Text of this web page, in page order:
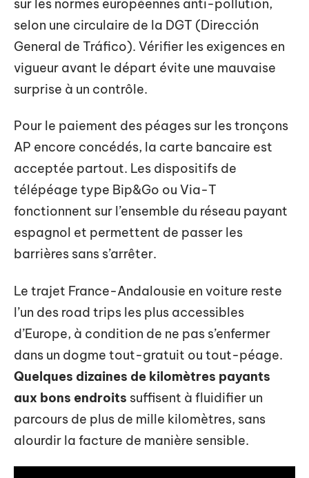
sur les normes européennes anti-pollution,
selon une circulaire de la DGT (Dirección
General de Tráfico). Vérifier les exigences en
vigueur avant le départ évite une mauvaise
surprise à un contrôle.
Pour le paiement des péages sur les tronçons
AP encore concédés, la carte bancaire est
acceptée partout. Les dispositifs de
télépéage type Bip&Go ou Via-T
fonctionnent sur l’ensemble du réseau payant
espagnol et permettent de passer les
barrières sans s’arrêter.
Le trajet France-Andalousie en voiture reste
l’un des road trips les plus accessibles
d’Europe, à condition de ne pas s’enfermer
dans un dogme tout-gratuit ou tout-péage.
Quelques dizaines de kilomètres payants
aux bons endroits suffisent à fluidifier un
parcours de plus de mille kilomètres, sans
alourdir la facture de manière sensible.